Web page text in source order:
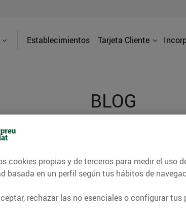
Establecimientos Tarjeta Cliente
BLOG
recetas, consejos nutricionales,
gastronomía de nuestro territorio y
cookies propias y de terceros para medir el uso
basada en un perfil según tus hábitos de
rechazar las no esenciales o configurar tus